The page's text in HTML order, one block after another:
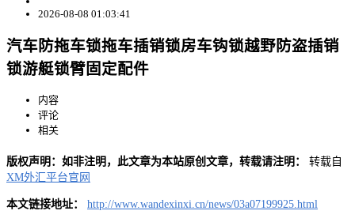
2026-08-08 01:03:41
汽车防拖车锁拖车插销锁房车钩锁越野防盗插销
锁游艇锁臂固定配件
内容
评论
相关
版权声明：如非注明，此文章为本站原创文章，转载请注明：
转载自
XM外汇平台官网
本文链接地址： http://www.wandexinxi.cn/news/03a07199925.html